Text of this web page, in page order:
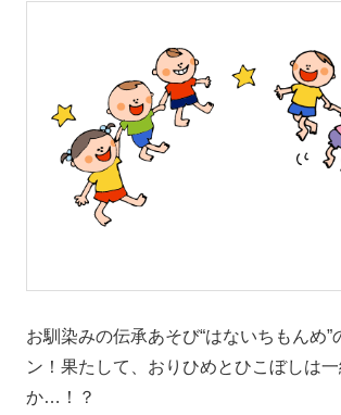
お馴染みの伝承あそび“はないちもんめ”
ン！果たして、おりひめとひこぼしは
か…！？